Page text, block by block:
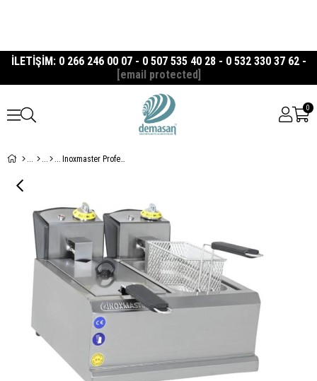
İLETİŞİM: 0 266 246 00 07 - 0 507 535 40 28 - 0 532 330 37 62 -
[email protected]
0
Inoxmaster Profesyonel Çift Hazneli Elektrikli Fritöz 3+3 Litre - İMR-FE-3+3 (Yüksek Verim)